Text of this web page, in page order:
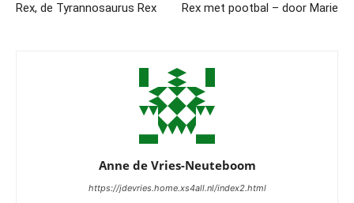
Rex, de Tyrannosaurus Rex Rex met pootbal – door Marie
Anne de Vries-Neuteboom
https://jdevries.home.xs4all.nl/index2.html